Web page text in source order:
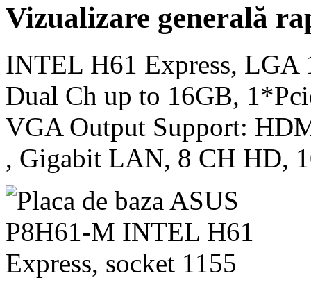
Vizualizare generală
INTEL H61 Express,
Dual Ch up to 16GB,
VGA Output Support:
, Gigabit LAN, 8 CH HD,